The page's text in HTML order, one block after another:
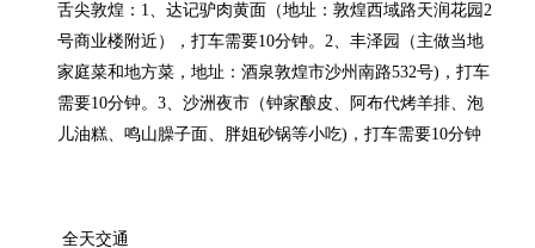
舌尖敦煌：1、达记驴肉黄面（地址：敦煌西域路天润花园2
号商业楼附近），打车需要10分钟。2、丰泽园（主做当地
家庭菜和地方菜，地址：酒泉敦煌市沙州南路532号)，打车
需要10分钟。3、沙洲夜市（钟家酿皮、阿布代烤羊排、泡
全天交通